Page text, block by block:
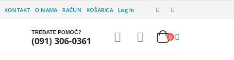
KONTAKT O NAMA RAČUN KOŠARICA Log In
TREBATE POMOĆ?
(091) 306-0361 0